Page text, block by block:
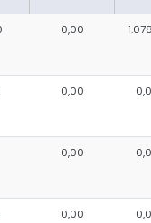
0,00
0,00
0,00
0,00